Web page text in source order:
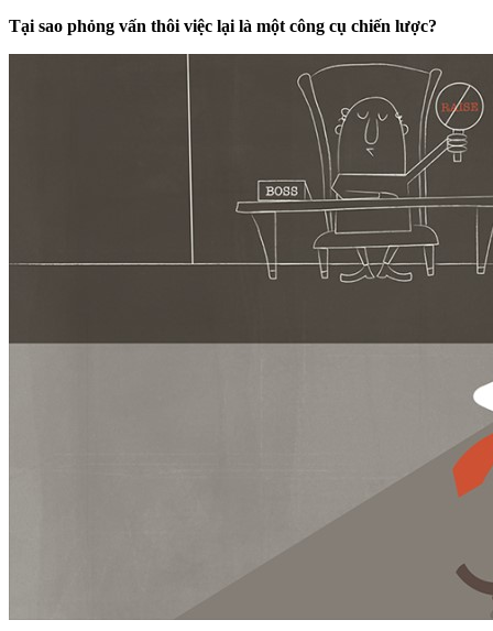
Tại sao phỏng vấn thôi việc lại là một công cụ chiến lược?